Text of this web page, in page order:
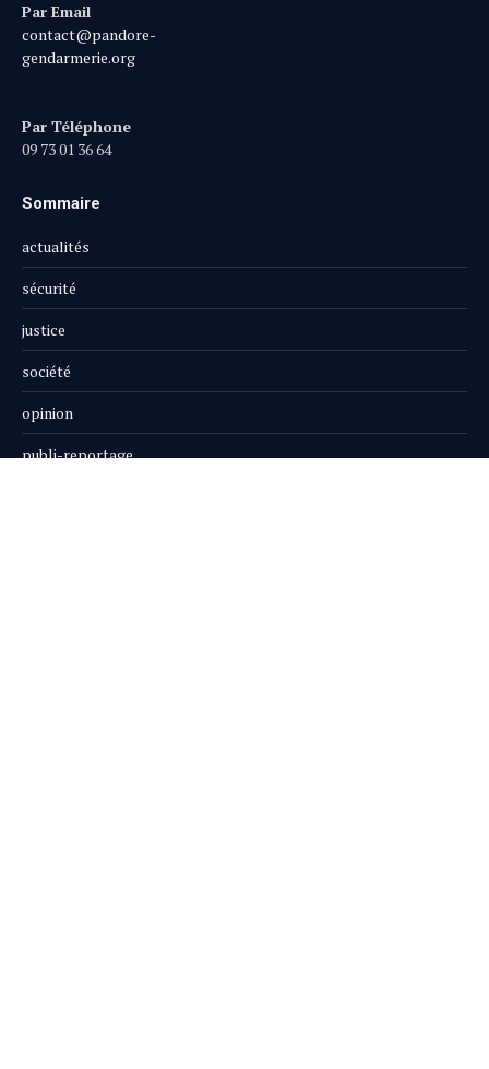
Par Email
contact@pandore-
gendarmerie.org
Par Téléphone
09 73 01 36 64
Sommaire
actualités
sécurité
justice
société
opinion
publi-reportage